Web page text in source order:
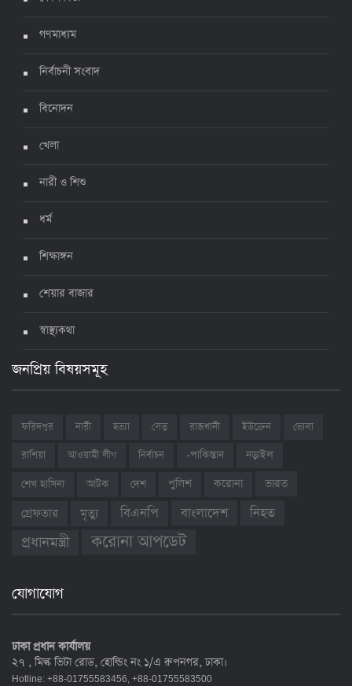
ঊর্ধ্বগতিতে সংক্রমণ, স্বাস্থ্যবিধিতে উদাসীনতা
গণমাধ্যম
নির্বাচনী সংবাদ
বিনোদন
খেলা
নারী ও শিশু
ধর্ম
শিক্ষাঙ্গন
শেয়ার বাজার
স্বাস্থ্যকথা
জনপ্রিয় বিষয়সমূহ
ফরিদপুর নারী হত্যা সেতু রাজধানী ইউক্রেন
ভোলা
রাশিয়া
আওয়ামী লীগ নির্বাচন -পাকিস্তান নড়াইল
শেখ হাসিনা আটক দেশ পুলিশ করোনা
ভারত
গ্রেফতার
মৃত্যু বিএনপি বাংলাদেশ নিহত
প্রধানমন্ত্রী করোনা আপডেট
যোগাযোগ
ঢাকা প্রধান কার্যালয়
২৭ , মিল্ক ভিটা রোড, হোল্ডিং নং ১/এ রুপনগর, ঢাকা।
Hotline: +88-01755583456, +88-01755583500